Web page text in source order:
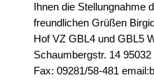
Ihnen die Stellungnahme
freundlichen Grüßen
Hof VZ GBL4 und GBL5
Schaumbergstr. 14
Fax: 09281/58-481